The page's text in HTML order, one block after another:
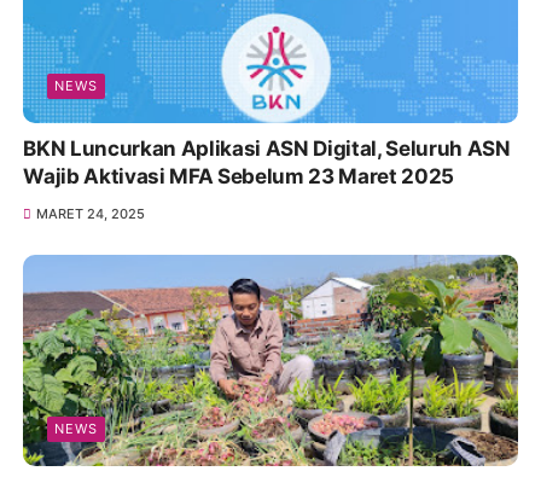
NEWS
BKN Luncurkan Aplikasi ASN Digital, Seluruh ASN
Wajib Aktivasi MFA Sebelum 23 Maret 2025
MARET 24, 2025
NEWS